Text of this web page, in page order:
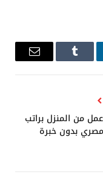
Tumblr
البريد
من المنزل براتب
بدون خبرة